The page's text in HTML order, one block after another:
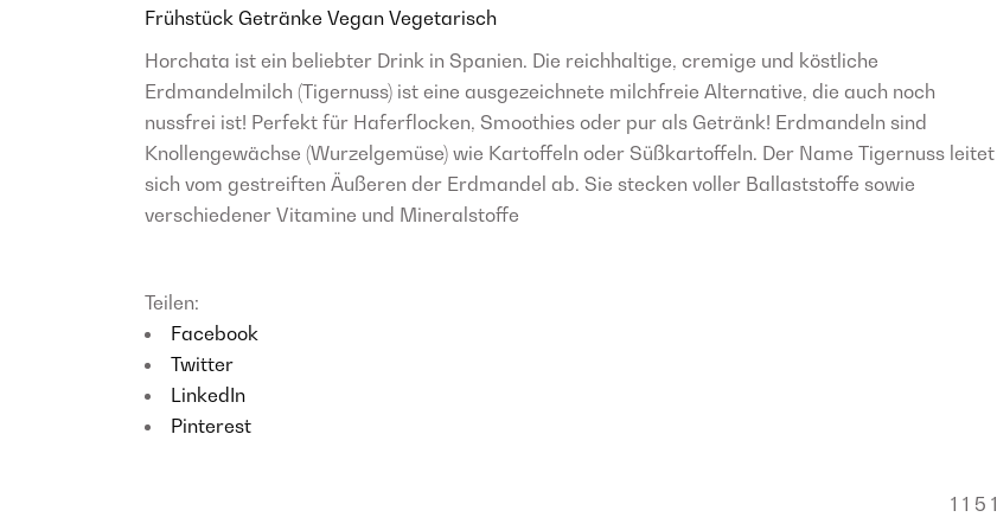
Frühstück Getränke Vegan Vegetarisch
Horchata ist ein beliebter Drink in Spanien. Die reichhaltige, cremige und köstliche
Erdmandelmilch (Tigernuss) ist eine ausgezeichnete milchfreie Alternative, die auch noch
nussfrei ist! Perfekt für Haferflocken, Smoothies oder pur als Getränk! Erdmandeln sind
Knollengewächse (Wurzelgemüse) wie Kartoffeln oder Süßkartoffeln. Der Name Tigernuss leitet
sich vom gestreiften Äußeren der Erdmandel ab. Sie stecken voller Ballaststoffe sowie
verschiedener Vitamine und Mineralstoffe
Teilen:
Facebook
Twitter
LinkedIn
Pinterest
1 1 5 1